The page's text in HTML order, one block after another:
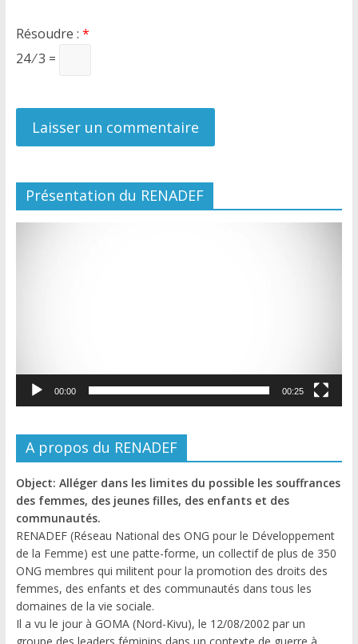
Résoudre : *
24 ⁄ 3 =
Présentation du RENADEF
00:00 00:25
A propos du RENADEF
Object: Alléger dans les limites du possible les souffrances
des femmes, des jeunes filles, des enfants et des
communautés.
RENADEF (Réseau National des ONG pour le Développement
de la Femme) est une patte-forme, un collectif de plus de 350
ONG membres qui militent pour la promotion des droits des
femmes, des enfants et des communautés dans tous les
domaines de la vie sociale.
Il a vu le jour à GOMA (Nord-Kivu), le 12/08/2002 par un